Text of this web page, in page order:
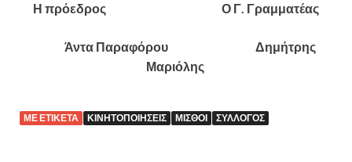
Η πρόεδρος Ο Γ. Γραμματέας
Άντα Παραφόρου Δημήτρης
Μαριόλης
ΜΕ ΕΤΙΚΈΤΑ ΚΙΝΗΤΟΠΟΙΉΣΕΙΣ ΜΙΣΘΟΊ ΣΎΛΛΟΓΟΣ